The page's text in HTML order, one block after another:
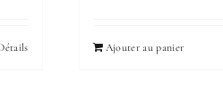
Ajouter au panier